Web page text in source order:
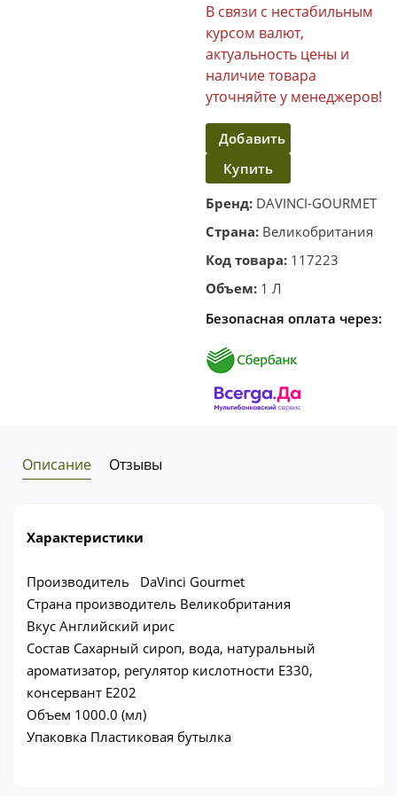
В связи с нестабильным
курсом валют,
актуальность цены и
наличие товара
уточняйте у менеджеров!
Добавить
в
корзину
Купить
в один
клик
Бренд: DAVINCI-GOURMET
Страна: Великобритания
Код товара: 117223
Объем: 1 Л
Безопасная оплата через:
Описание Отзывы
Характеристики
Производитель DaVinci Gourmet
Страна производитель Великобритания
Вкус Английский ирис
Состав Сахарный сироп, вода, натуральный
ароматизатор, регулятор кислотности Е330,
консервант Е202
Объем 1000.0 (мл)
Упаковка Пластиковая бутылка